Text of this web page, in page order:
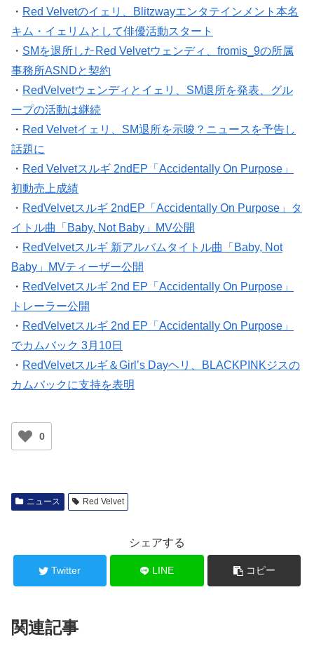
・ Red Velvetのイェリ、Blitzwayエンタテインメント本名
キム・イェリムとして俳優活動スタート
・ SMを退所したRed Velvetウェンディ、fromis_9の所属
事務所ASNDと契約
・ RedVelvetウェンディとイェリ、SM退所を発表、グル
ープの活動は継続
・ Red Velvetイェリ、SM退所を示唆？ニュースを予告し
話題に
・ Red Velvetスルギ 2ndEP「Accidentally On Purpose」
初動売上成績
・ RedVelvetスルギ 2ndEP「Accidentally On Purpose」タ
イトル曲「Baby, Not Baby」MV公開
・ RedVelvetスルギ 新アルバムタイトル曲「Baby, Not
Baby」MVティーザー公開
・ RedVelvetスルギ 2nd EP「Accidentally On Purpose」
トレーラー公開
・ RedVelvetスルギ 2nd EP「Accidentally On Purpose」
でカムバック 3月10日
・ RedVelvetスルギ＆Girl’s Dayヘリ、BLACKPINKジスの
カムバックに支持を表明
0
ニュース Red Velvet
シェアする
Twitter LINE コピー
関連記事